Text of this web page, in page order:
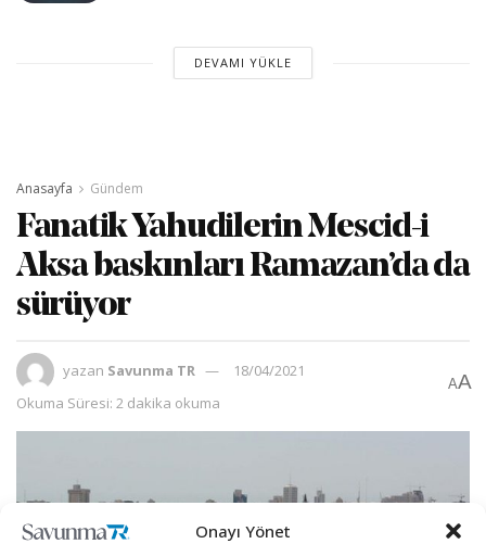
Onayı Yönet
DEVAMI YÜKLE
Anasayfa Gündem
Fanatik Yahudilerin Mescid-i
Aksa baskınları Ramazan’da da
sürüyor
yazan Savunma TR
18/04/2021
Okuma Süresi: 2 dakika okuma
AA